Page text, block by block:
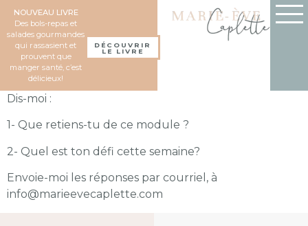
NOUVEAU LIVRE
Des bols-repas et
salades gourmandes
qui rassasient et
prouvent que
manger santé, c’est
délicieux!
DÉCOUVRIR
LE LIVRE
Dis-moi :
1- Que retiens-tu de ce module ?
2- Quel est ton défi cette semaine?
Envoie-moi les réponses par courriel, à
info@marieevecaplette.com